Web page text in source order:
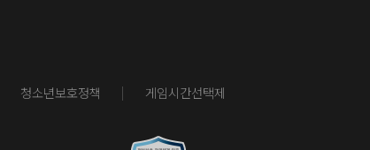
청소년보호정책 게임시간선택제